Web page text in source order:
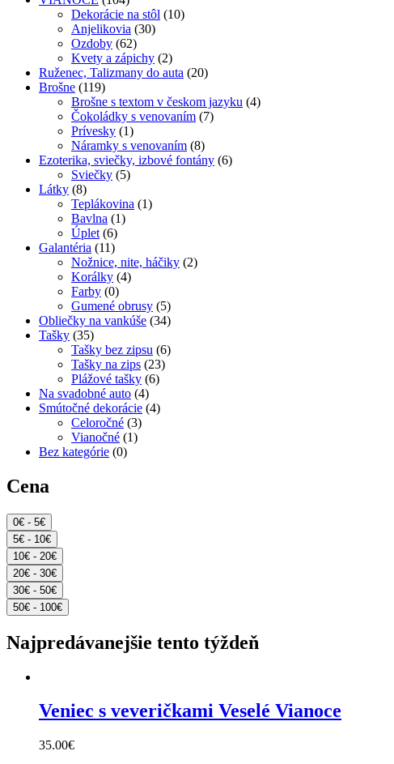
Dekorácie na stôl (10)
Anjelikovia (30)
Ozdoby (62)
Kvety a zápichy (2)
Ruženec, Talizmany do auta (20)
Brošne (119)
Brošne s textom v českom jazyku (4)
Čokoládky s venovaním (7)
Prívesky (1)
Náramky s venovaním (8)
Ezoterika, sviečky, izbové fontány (6)
Sviečky (5)
Látky (8)
Teplákovina (1)
Bavlna (1)
Úplet (6)
Galantéria (11)
Nožnice, nite, háčiky (2)
Korálky (4)
Farby (0)
Gumené obrusy (5)
Obliečky na vankúše (34)
Tašky (35)
Tašky bez zipsu (6)
Tašky na zips (23)
Plážové tašky (6)
Na svadobné auto (4)
Smútočné dekorácie (4)
Celoročné (3)
Vianočné (1)
Bez kategórie (0)
Cena
0€ - 5€
5€ - 10€
10€ - 20€
20€ - 30€
30€ - 50€
50€ - 100€
Najpredávanejšie tento týždeň
Veniec s veveričkami Veselé Vianoce
35.00€